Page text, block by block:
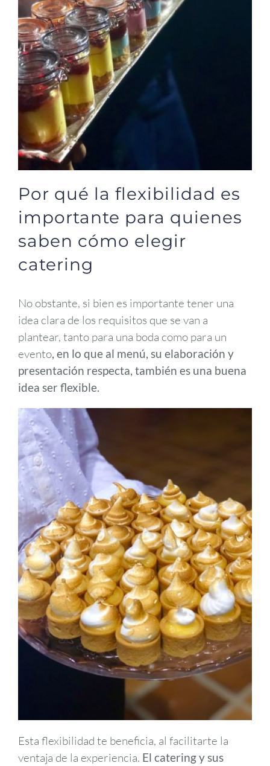
Por qué la flexibilidad es
importante para quienes
saben cómo elegir
catering
No obstante, si bien es importante tener una
idea clara de los requisitos que se van a
plantear, tanto para una boda como para un
evento, en lo que al menú, su elaboración y
presentación respecta, también es una buena
idea ser flexible.
Esta flexibilidad te beneficia, al facilitarte la
ventaja de la experiencia. El catering y sus